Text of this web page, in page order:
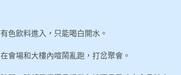
色飲料進入，只能喝白開水。
會場和大樓內喧鬧亂跑，打岔聚會。